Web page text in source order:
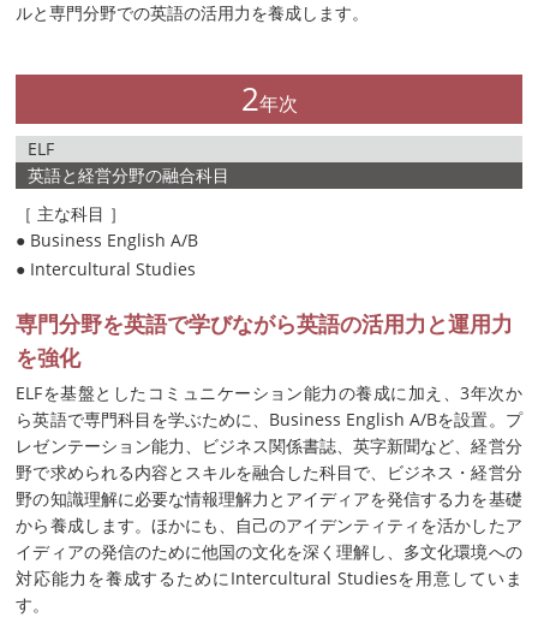
ルと専門分野での英語の活用力を養成します。
2年次
ELF
英語と経営分野の融合科目
［ 主な科目 ］
● Business English A/B
● Intercultural Studies
専門分野を英語で学びながら英語の活用力と運用力
を強化
ELFを基盤としたコミュニケーション能力の養成に加え、3年次か
ら英語で専門科目を学ぶために、Business English A/Bを設置。プ
レゼンテーション能力、ビジネス関係書誌、英字新聞など、経営分
野で求められる内容とスキルを融合した科目で、ビジネス・経営分
野の知識理解に必要な情報理解力とアイディアを発信する力を基礎
から養成します。ほかにも、自己のアイデンティティを活かしたア
イディアの発信のために他国の文化を深く理解し、多文化環境への
対応能力を養成するためにIntercultural Studiesを用意していま
す。